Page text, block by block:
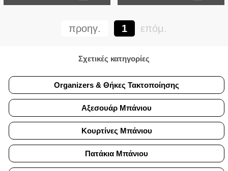
προηγ. 1 επόμ.
Σχετικές κατηγορίες
Organizers & Θήκες Τακτοποίησης
Αξεσουάρ Μπάνιου
Κουρτίνες Μπάνιου
Πατάκια Μπάνιου